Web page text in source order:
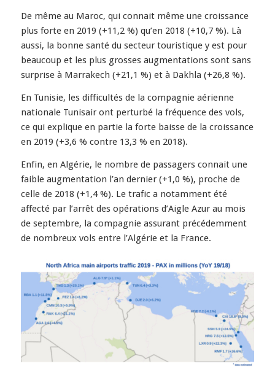
De même au Maroc, qui connait même une croissance
plus forte en 2019 (+11,2 %) qu’en 2018 (+10,7 %). Là
aussi, la bonne santé du secteur touristique y est pour
beaucoup et les plus grosses augmentations sont sans
surprise à Marrakech (+21,1 %) et à Dakhla (+26,8 %).
En Tunisie, les difficultés de la compagnie aérienne
nationale Tunisair ont perturbé la fréquence des vols,
ce qui explique en partie la forte baisse de la croissance
en 2019 (+3,6 % contre 13,3 % en 2018).
Enfin, en Algérie, le nombre de passagers connait une
faible augmentation l’an dernier (+1,0 %), proche de
celle de 2018 (+1,4 %). Le trafic a notamment été
affecté par l’arrêt des opérations d’Aigle Azur au mois
de septembre, la compagnie assurant précédemment
de nombreux vols entre l’Algérie et la France.